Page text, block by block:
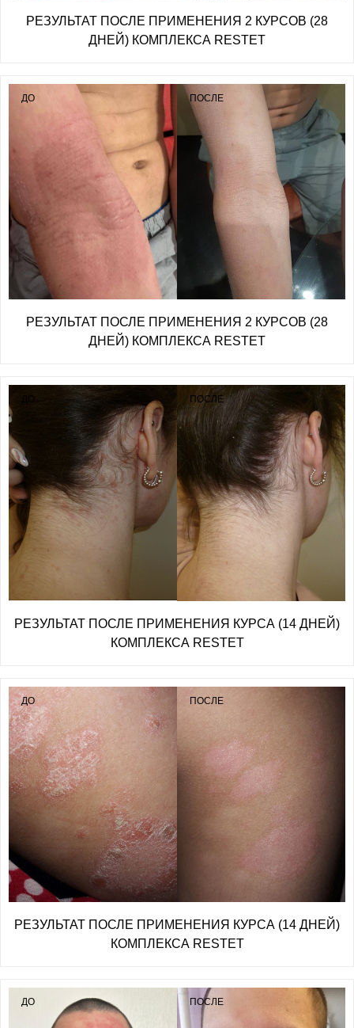
РЕЗУЛЬТАТ ПОСЛЕ ПРИМЕНЕНИЯ 2 КУРСОВ (28
ДНЕЙ) КОМПЛЕКСА RESTET
ДО ПОСЛЕ
РЕЗУЛЬТАТ ПОСЛЕ ПРИМЕНЕНИЯ 2 КУРСОВ (28
ДНЕЙ) КОМПЛЕКСА RESTET
ПОСЛЕ
РЕЗУЛЬТАТ ПОСЛЕ ПРИМЕНЕНИЯ КУРСА (14 ДНЕЙ)
КОМПЛЕКСА RESTET
ДО ПОСЛЕ
РЕЗУЛЬТАТ ПОСЛЕ ПРИМЕНЕНИЯ КУРСА (14 ДНЕЙ)
КОМПЛЕКСА RESTET
ДО ПОСЛЕ